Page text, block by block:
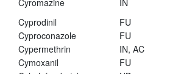
Cyromazine
IN
Cyprodinil
FU
Cyproconazole
FU
Cypermethrin
IN, AC
Cymoxanil
FU